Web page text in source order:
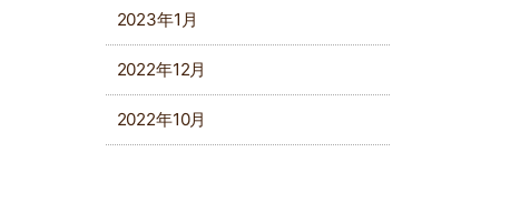
2023年1月
2022年12月
2022年10月